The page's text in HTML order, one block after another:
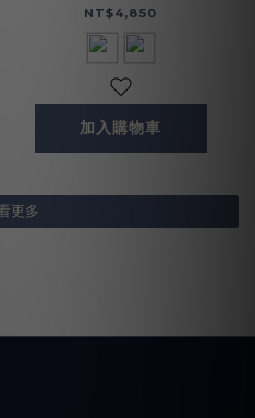
NT$4,850
加入購物車
更多